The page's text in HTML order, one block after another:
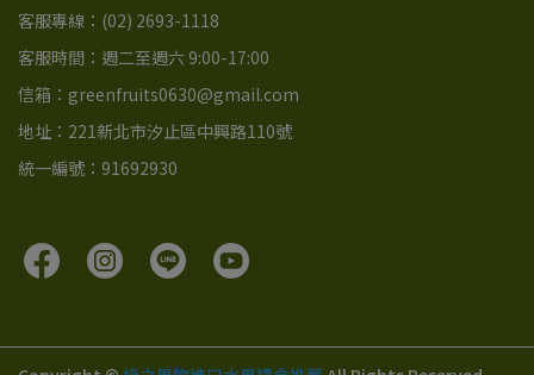
客服專線：(02) 2693-1118
客服時間：週二至週六 9:00-17:00
信箱：greenfruits0630@gmail.com
地址：221新北市汐止區中興路110號
統一編號：91692930